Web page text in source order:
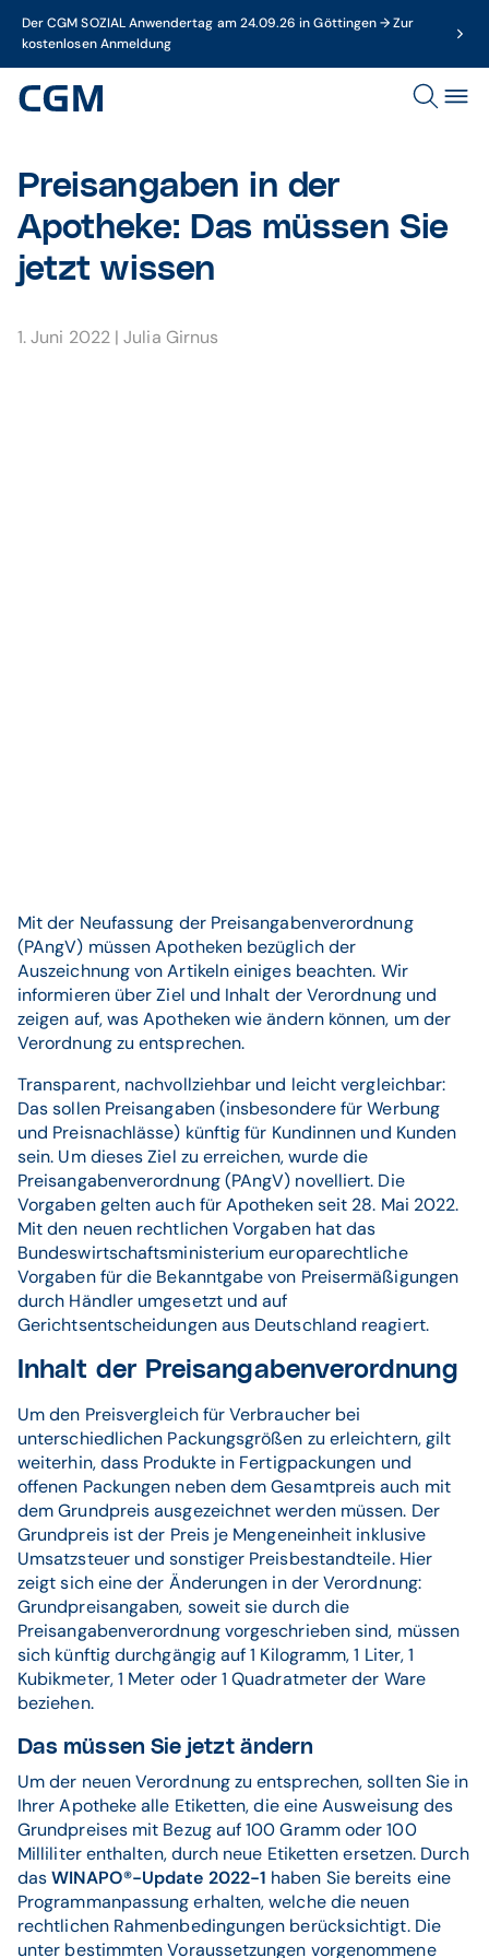
Der CGM SOZIAL Anwendertag am 24.09.26 in Göttingen → Zur
kostenlosen Anmeldung
Preisangaben in der
Apotheke: Das müssen Sie
jetzt wissen
1. Juni 2022 |Julia Girnus
Mit der Neufassung der Preisangabenverordnung
(PAngV) müssen Apotheken bezüglich der
Auszeichnung von Artikeln einiges beachten. Wir
informieren über Ziel und Inhalt der Verordnung und
zeigen auf, was Apotheken wie ändern können, um der
Verordnung zu entsprechen.
Transparent, nachvollziehbar und leicht vergleichbar:
Das sollen Preisangaben (insbesondere für Werbung
und Preisnachlässe) künftig für Kundinnen und Kunden
sein. Um dieses Ziel zu erreichen, wurde die
Preisangabenverordnung (PAngV) novelliert. Die
Vorgaben gelten auch für Apotheken seit 28. Mai 2022.
Mit den neuen rechtlichen Vorgaben hat das
Bundeswirtschaftsministerium europarechtliche
Vorgaben für die Bekanntgabe von Preisermäßigungen
durch Händler umgesetzt und auf
Gerichtsentscheidungen aus Deutschland reagiert.
Inhalt der Preisangabenverordnung
Um den Preisvergleich für Verbraucher bei
unterschiedlichen Packungsgrößen zu erleichtern, gilt
weiterhin, dass Produkte in Fertigpackungen und
offenen Packungen neben dem Gesamtpreis auch mit
dem Grundpreis ausgezeichnet werden müssen. Der
Grundpreis ist der Preis je Mengeneinheit inklusive
Umsatzsteuer und sonstiger Preisbestandteile. Hier
zeigt sich eine der Änderungen in der Verordnung:
Grundpreisangaben, soweit sie durch die
Preisangabenverordnung vorgeschrieben sind, müssen
sich künftig durchgängig auf 1 Kilogramm, 1 Liter, 1
Kubikmeter, 1 Meter oder 1 Quadratmeter der Ware
beziehen.
Das müssen Sie jetzt ändern
Um der neuen Verordnung zu entsprechen, sollten Sie in
Ihrer Apotheke alle Etiketten, die eine Ausweisung des
Grundpreises mit Bezug auf 100 Gramm oder 100
Milliliter enthalten, durch neue Etiketten ersetzen. Durch
dasWINAPO®-Update 2022-1 haben Sie bereits eine
Programmanpassung erhalten, welche die neuen
rechtlichen Rahmenbedingungen berücksichtigt. Die
unter bestimmten Voraussetzungen vorgenommene